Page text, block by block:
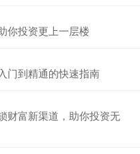
你投资更上一层楼
门到精通的快速指南
财富新渠道，助你投资无